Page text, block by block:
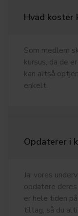
Hvad koster
Som medlem
kursus, da de
kan altså
enkelt.
Opdaterer i
Ja, vores
opdatere
er hele tiden
tiltag, så du